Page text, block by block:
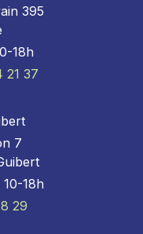
395
18h
21 37
7
18h
29